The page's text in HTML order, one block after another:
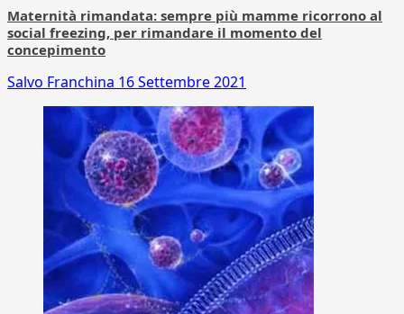
Maternità rimandata: sempre più mamme ricorrono al
social freezing, per rimandare il momento del
concepimento
Salvo Franchina 16 Settembre 2021